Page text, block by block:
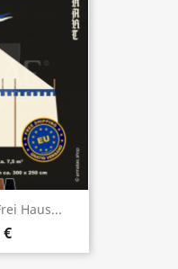
Haus...